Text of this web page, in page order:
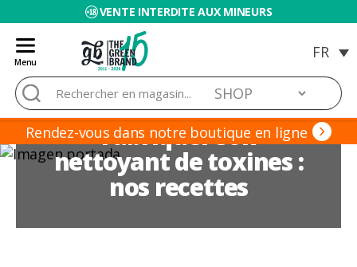
VENTE INTERDITE AUX MINEURS
Menu
Blog
de
Grow
Barato
Rechercher :
Rendez-vous dans notre boutique en ligne
Fabriquer son
nettoyant de toxines :
nos recettes